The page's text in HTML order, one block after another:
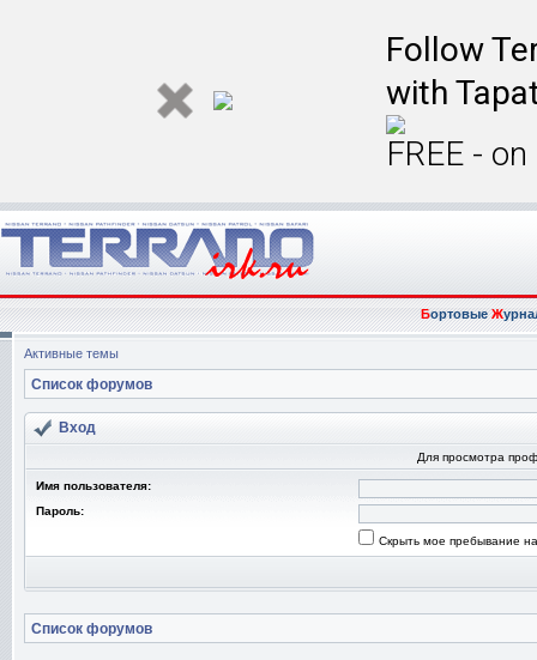
Follow
with
FREE -
БортовыеЖ
Активные темы
Список форумов
Вход
Для просмотра
Имя пользователя:
Пароль:
Скрыть мое пребывание
Список форумов